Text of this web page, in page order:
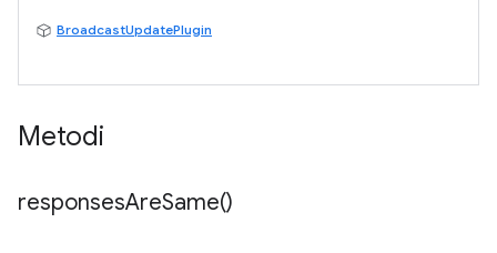
BroadcastUpdatePlugin
Metodi
responsesAreSame()